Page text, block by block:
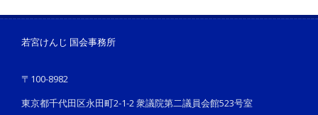
若宮けんじ 国会事務所
〒100-8982
東京都千代田区永田町2-1-2 衆議院第二議員会館523号室